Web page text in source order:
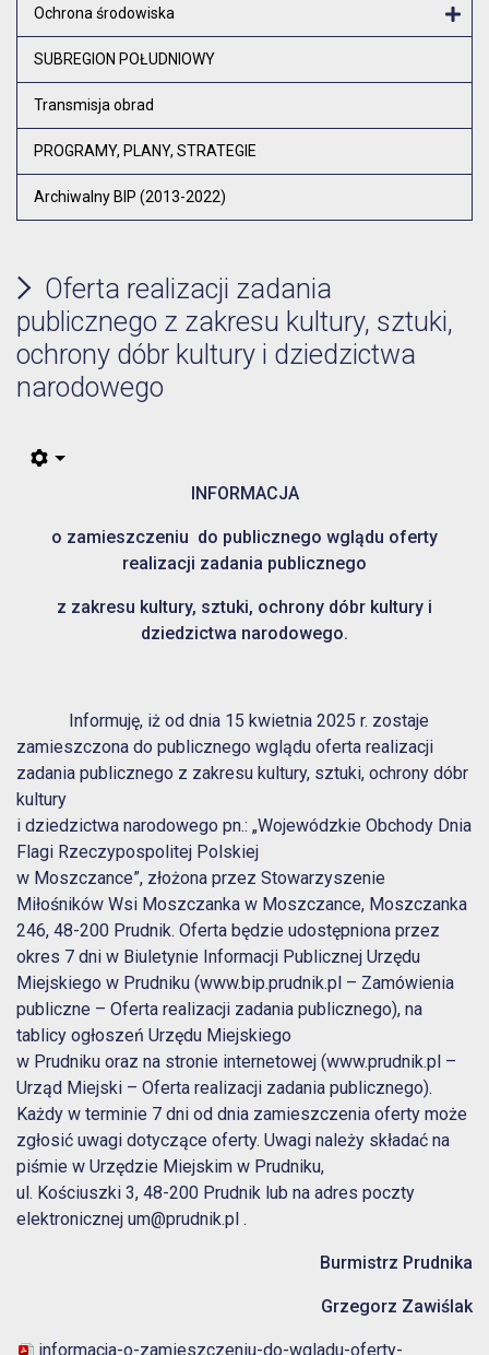
Ochrona środowiska
SUBREGION POŁUDNIOWY
Transmisja obrad
PROGRAMY, PLANY, STRATEGIE
Archiwalny BIP (2013-2022)
Oferta realizacji zadania
publicznego z zakresu kultury, sztuki,
ochrony dóbr kultury i dziedzictwa
narodowego
INFORMACJA
o zamieszczeniu do publicznego wglądu oferty
realizacji zadania publicznego
z zakresu kultury, sztuki, ochrony dóbr kultury i
dziedzictwa narodowego.
Informuję, iż od dnia 15 kwietnia 2025 r. zostaje
zamieszczona do publicznego wglądu oferta realizacji
zadania publicznego z zakresu kultury, sztuki, ochrony dóbr
kultury
i dziedzictwa narodowego pn.: „Wojewódzkie Obchody Dnia
Flagi Rzeczypospolitej Polskiej
w Moszczance”, złożona przez Stowarzyszenie
Miłośników Wsi Moszczanka w Moszczance, Moszczanka
246, 48-200 Prudnik. Oferta będzie udostępniona przez
okres 7 dni w Biuletynie Informacji Publicznej Urzędu
Miejskiego w Prudniku (www.bip.prudnik.pl – Zamówienia
publiczne – Oferta realizacji zadania publicznego), na
tablicy ogłoszeń Urzędu Miejskiego
w Prudniku oraz na stronie internetowej (www.prudnik.pl –
Urząd Miejski – Oferta realizacji zadania publicznego).
Każdy w terminie 7 dni od dnia zamieszczenia oferty może
zgłosić uwagi dotyczące oferty. Uwagi należy składać na
piśmie w Urzędzie Miejskim w Prudniku,
ul. Kościuszki 3, 48-200 Prudnik lub na adres poczty
elektronicznej um@prudnik.pl .
Burmistrz Prudnika
Grzegorz Zawiślak
informacja-o-zamieszczeniu-do-wgladu-oferty-